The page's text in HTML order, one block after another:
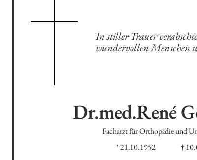
In stiller Trauer
wundervollen Menschen
Dr.med.René
Facharzt für Orthopädie und
* 21.10.1952
†